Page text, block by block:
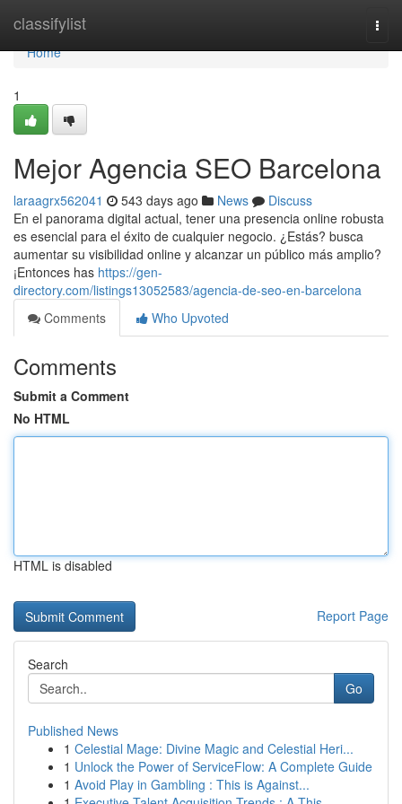
classifylist
Home
Home
1
Mejor Agencia SEO Barcelona
laraagrx562041 543 days ago News
Discuss
En el panorama digital actual, tener una presencia online robusta
es esencial para el éxito de cualquier negocio. ¿Estás? busca
aumentar su visibilidad online y alcanzar un público más amplio?
¡Entonces has https://gen-
directory.com/listings13052583/agencia-de-seo-en-barcelona
Comments
Who Upvoted
Comments
Submit a Comment
No HTML
HTML is disabled
Report Page
Search
Go
Published News
1 Celestial Mage: Divine Magic and Celestial Heri...
1 Unlock the Power of ServiceFlow: A Complete Guide
1 Avoid Play in Gambling : This is Against...